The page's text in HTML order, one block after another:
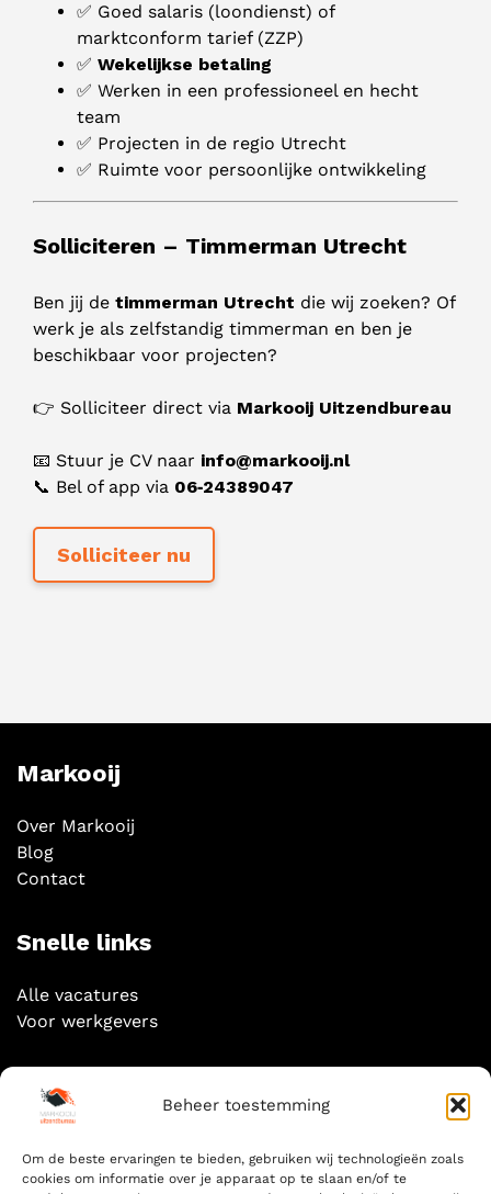
Beheer toestemming
Om de beste ervaringen te bieden, gebruiken wij technologieën zoals
cookies om informatie over je apparaat op te slaan en/of te
✅ Goed salaris (loondienst) of
marktconform tarief (ZZP)
✅ Wekelijkse betaling
✅ Werken in een professioneel en hecht
team
✅ Projecten in de regio Utrecht
✅ Ruimte voor persoonlijke ontwikkeling
Solliciteren – Timmerman Utrecht
Ben jij de timmerman Utrecht die wij zoeken? Of
werk je als zelfstandig timmerman en ben je
beschikbaar voor projecten?
👉 Solliciteer direct via Markooij Uitzendbureau
📧 Stuur je CV naar info@markooij.nl
📞 Bel of app via 06‑24389047
Markooij
Over Markooij
Blog
Contact
Snelle links
Alle vacatures
Voor werkgevers
Socials